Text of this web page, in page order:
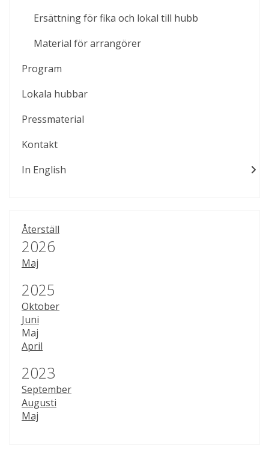
Ersättning för fika och lokal till hubb
Material för arrangörer
Program
Lokala hubbar
Pressmaterial
Kontakt
In English
Återställ
År:
2026
Maj
År:
2025
Oktober
Juni
Maj
April
År:
2023
September
Augusti
Maj